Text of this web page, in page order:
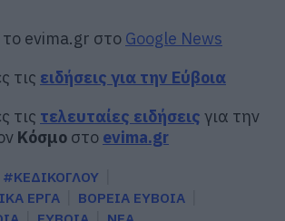
evima.gr στο Google News
τις ειδήσεις για την Εύβοια
τις τελευταίες ειδήσεις για την
Κόσμο στο evima.gr
ΕΡΓΑ
ΒΟΡΕΙΑ ΕΥΒΟΙΑ